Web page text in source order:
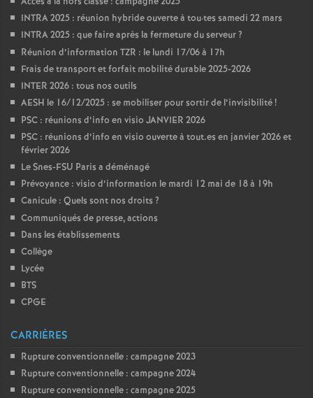
INTRA 2025 : réunion hybride ouverte à tou·tes samedi 22 mars
INTRA 2025 : que faire après la fermeture du serveur?
Réunion d’information TZR : le lundi 17/06 à 17h
Frais de transport et forfait mobilité durable 2025-2026
INTER 2026 : tous nos outils
AESH le 16/12/2025 : se mobiliser pour sortir de l’invisibilité!
PSC : réunions d’info en visio JANVIER 2026
PSC : réunions d’info en visio ouverte à tout.es en janvier 2026 et
février 2026
Le Snes-FSU Paris a déménagé
Prévoyance : visio d’information le mardi 12 mai de 18 à 19h
Canicule : Quels sont nos droits ?
Communiqués de presse, actions
Dans les établissements
Collège
Lycée
BTS
CPGE
CARRIÈRES
Rupture conventionnelle : campagne 2023
Rupture conventionnelle : campagne 2024
Rupture conventionnelle : campagne 2025